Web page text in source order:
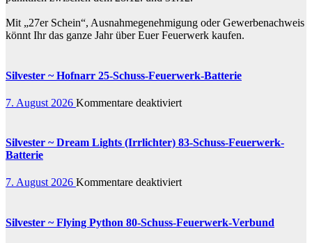
Mit „27er Schein“, Ausnahmegenehmigung oder Gewerbenachweis
könnt Ihr das ganze Jahr über Euer Feuerwerk kaufen.
Silvester ~ Hofnarr 25-Schuss-Feuerwerk-Batterie
7. August 2026 Kommentare deaktiviertfür
Hofnarr
Batterie
Silvester ~ Dream Lights (Irrlichter) 83-Schuss-Feuerwerk-
Batterie
7. August 2026 Kommentare deaktiviertfür
Dream
Lights
Silvester ~ Flying Python 80-Schuss-Feuerwerk-Verbund